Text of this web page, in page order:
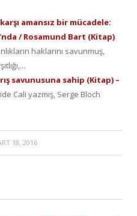
amansız bir mücadele:
/ Rosamund Bart (Kitap)
haklarını savunmuş,
savunusuna sahip (Kitap) –
Cali yazmış, Serge Bloch
18, 2016